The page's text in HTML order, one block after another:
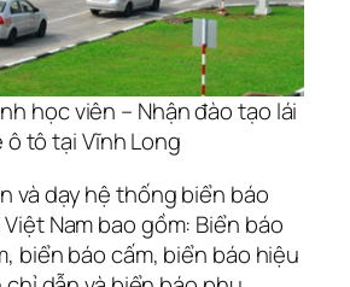
học viên – Nhận đào tạo lái
ô tô tại Vĩnh Long
và dạy hệ thống biển báo
Nam bao gồm: Biển báo
biển báo cấm, biển báo hiệu